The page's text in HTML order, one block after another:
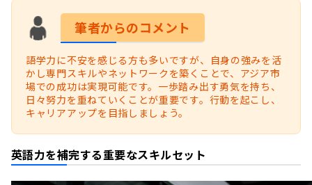
筆者からのコメント
語学力に不安を感じる方も多いですが、自身の強みを活
かし専門スキルやネットワークを築くことで、アジア市
場での成功は実現可能です。一歩踏み出す勇気を持ち、
日々努力を重ねていくことが重要です。行動を起こし、
キャリアアップを目指しましょう。
英語力を補完する重要なスキルセット